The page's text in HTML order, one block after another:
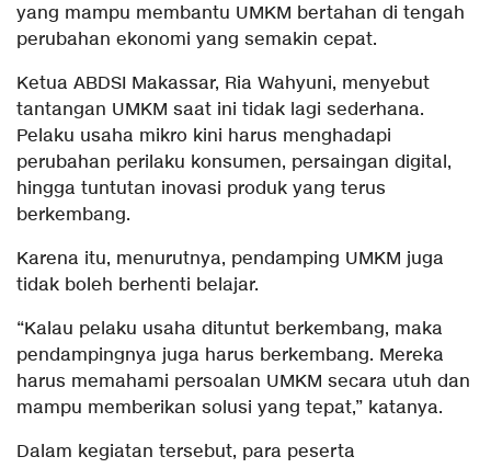
yang mampu membantu UMKM bertahan di tengah
perubahan ekonomi yang semakin cepat.
Ketua ABDSI Makassar, Ria Wahyuni, menyebut
tantangan UMKM saat ini tidak lagi sederhana.
Pelaku usaha mikro kini harus menghadapi
perubahan perilaku konsumen, persaingan digital,
hingga tuntutan inovasi produk yang terus
berkembang.
Karena itu, menurutnya, pendamping UMKM juga
tidak boleh berhenti belajar.
“Kalau pelaku usaha dituntut berkembang, maka
pendampingnya juga harus berkembang. Mereka
harus memahami persoalan UMKM secara utuh dan
mampu memberikan solusi yang tepat,” katanya.
Dalam kegiatan tersebut, para peserta